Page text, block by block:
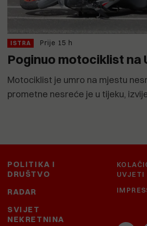
ISTRA Prije 15 h
Poginuo motociklist na
Motociklist je umro na mjestu
prometne nesreće je u tijeku,
POLITIKA I
DRUŠTVO
RADAR
SVIJET
NEKRETNINA
UVJETI